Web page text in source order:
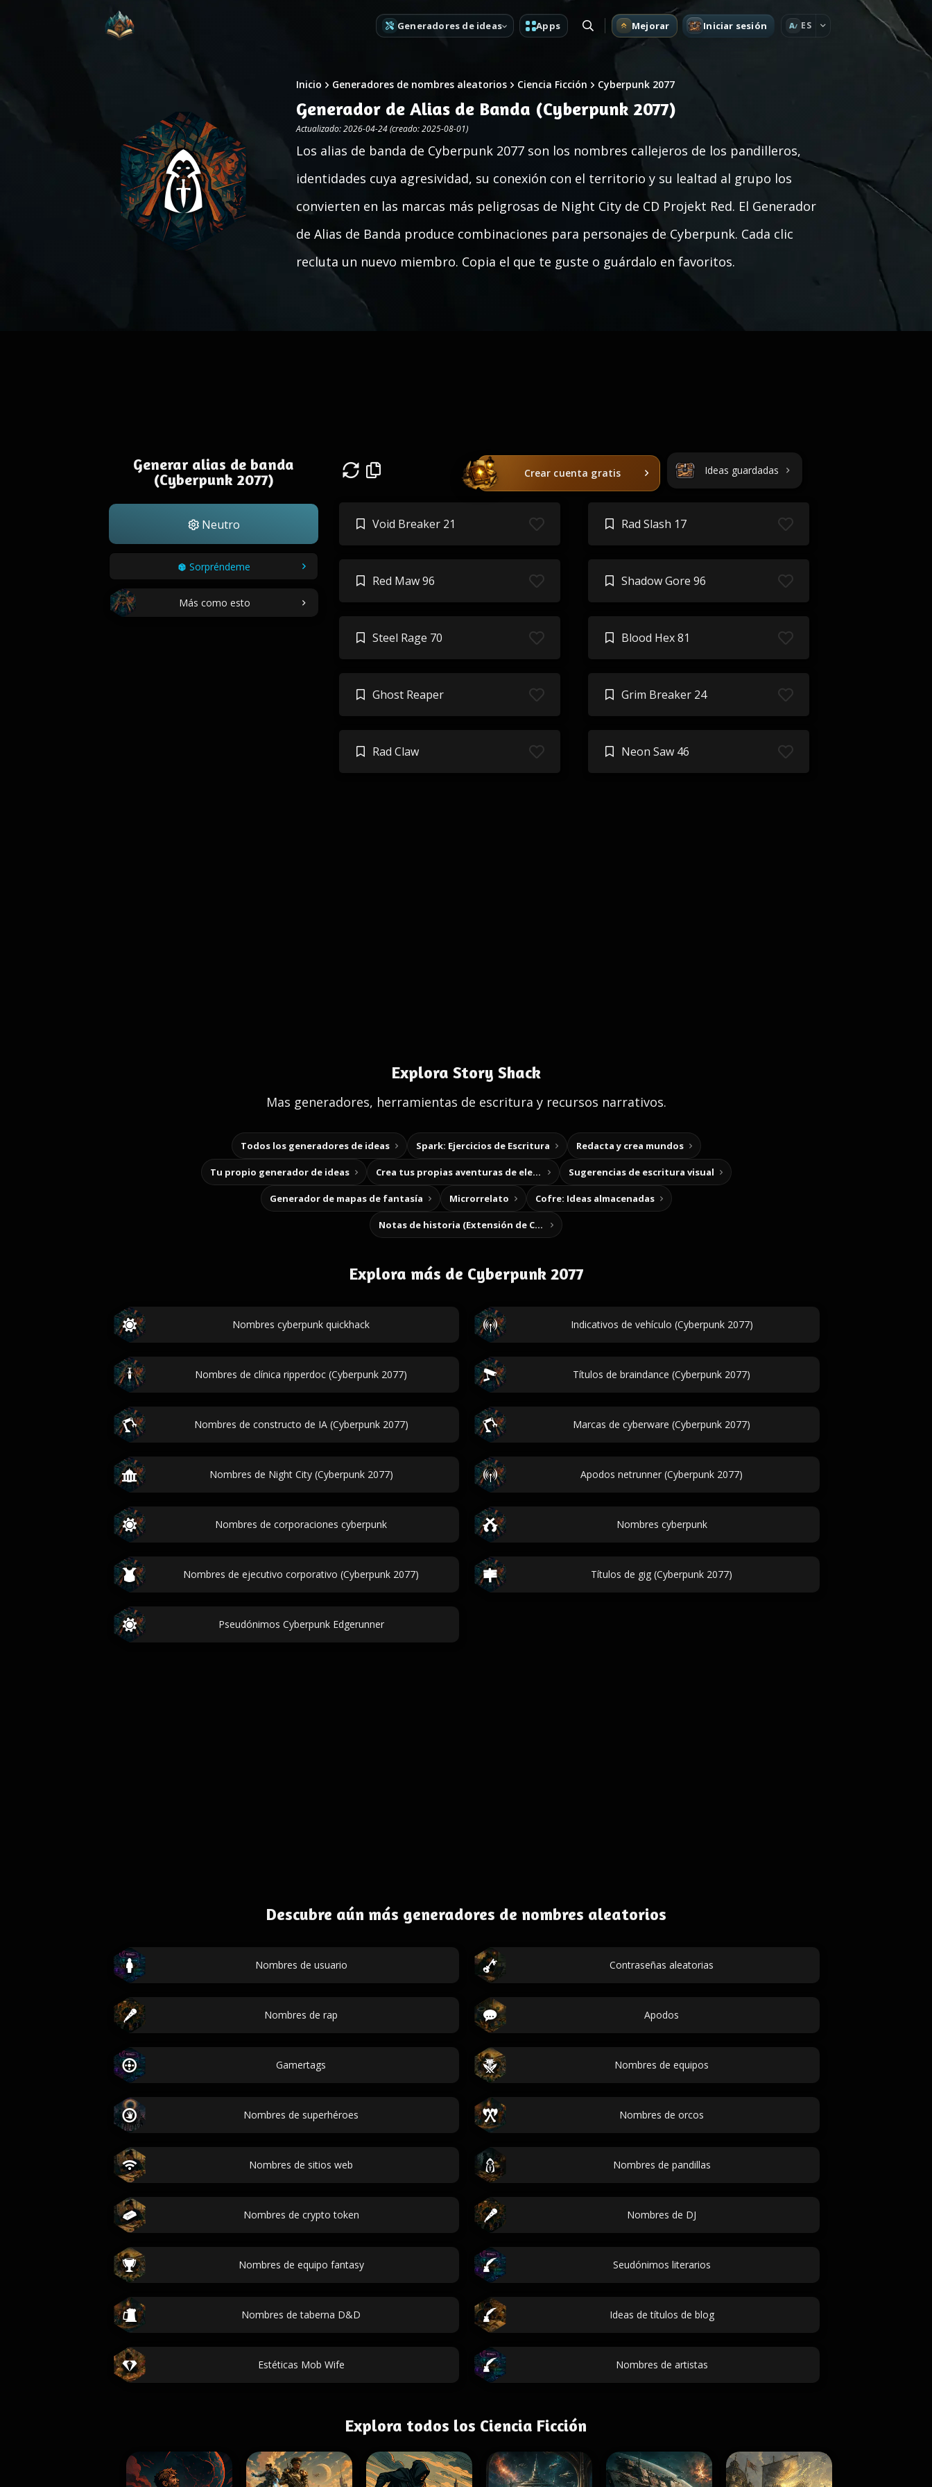
Generadores de ideas Apps Mejorar Iniciar sesión A ES
Inicio Generadores de nombres aleatorios Ciencia Ficción Cyberpunk 2077
Generador de Alias de Banda (Cyberpunk 2077)
Actualizado: 2026-04-24 (creado: 2025-08-01)
Los alias de banda de Cyberpunk 2077 son los nombres callejeros de los pandilleros,
identidades cuya agresividad, su conexión con el territorio y su lealtad al grupo los
convierten en las marcas más peligrosas de Night City de CD Projekt Red. El Generador
de Alias de Banda produce combinaciones para personajes de Cyberpunk. Cada clic
recluta un nuevo miembro. Copia el que te guste o guárdalo en favoritos.
Generar alias de banda
(Cyberpunk 2077)
Neutro
Sorpréndeme
Más como esto
Crear cuenta gratis Ideas guardadas
Void Breaker 21 Rad Slash 17
Red Maw 96 Shadow Gore 96
Steel Rage 70 Blood Hex 81
Ghost Reaper Grim Breaker 24
Rad Claw Neon Saw 46
Explora Story Shack
Mas generadores, herramientas de escritura y recursos narrativos.
Todos los generadores de ideas Spark: Ejercicios de Escritura Redacta y crea mundos
Tu propio generador de ideas Crea tus propias aventuras de elección Sugerencias de escritura visual
Generador de mapas de fantasía Microrrelato Cofre: Ideas almacenadas
Notas de historia (Extensión de Chrome)
Explora más de Cyberpunk 2077
Nombres cyberpunk quickhack Indicativos de vehículo (Cyberpunk 2077)
Nombres de clínica ripperdoc (Cyberpunk 2077) Títulos de braindance (Cyberpunk 2077)
Nombres de constructo de IA (Cyberpunk 2077) Marcas de cyberware (Cyberpunk 2077)
Nombres de Night City (Cyberpunk 2077) Apodos netrunner (Cyberpunk 2077)
Nombres de corporaciones cyberpunk Nombres cyberpunk
Nombres de ejecutivo corporativo (Cyberpunk 2077) Títulos de gig (Cyberpunk 2077)
Pseudónimos Cyberpunk Edgerunner
Descubre aún más generadores de nombres aleatorios
Nombres de usuario Contraseñas aleatorias
Nombres de rap Apodos
Gamertags Nombres de equipos
Nombres de superhéroes Nombres de orcos
Nombres de sitios web Nombres de pandillas
Nombres de crypto token Nombres de DJ
Nombres de equipo fantasy Seudónimos literarios
Nombres de taberna D&D Ideas de títulos de blog
Estéticas Mob Wife Nombres de artistas
Explora todos los Ciencia Ficción